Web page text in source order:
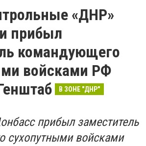
«ДНР»
прибыл
командующего
войсками РФ
В ЗОНЕ "ДНР"
прибыл заместитель
сухопутными войсками